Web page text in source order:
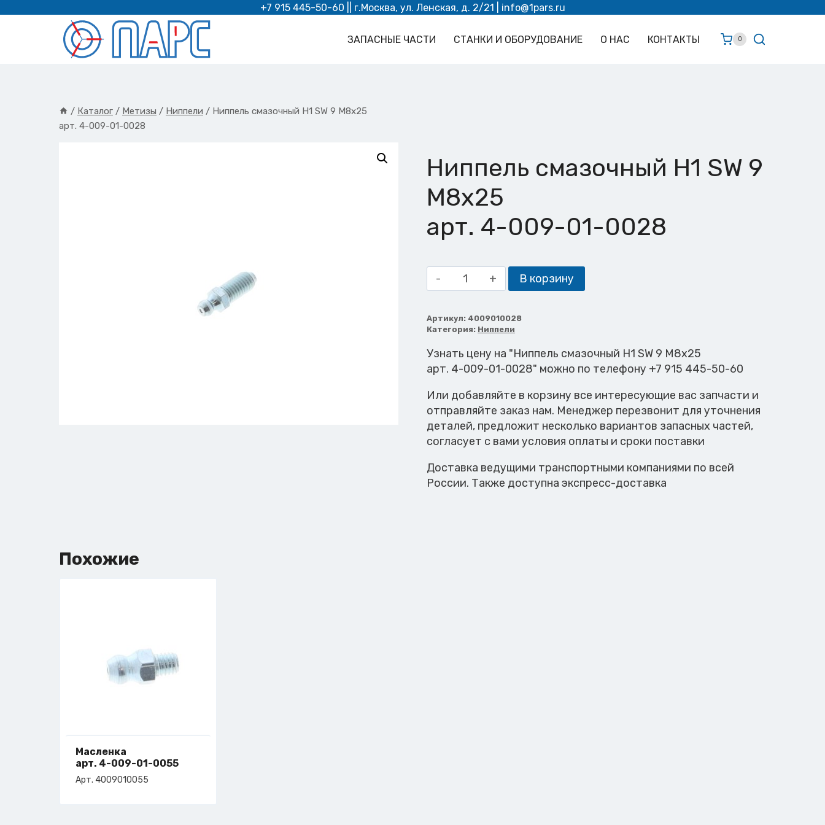
содержимому
+7 915 445-50-60 || г.Москва, ул. Ленская, д. 2/21 | info@1pars.ru
ЗАПАСНЫЕ ЧАСТИ СТАНКИ И ОБОРУДОВАНИЕ О НАС КОНТАКТЫ 0
/ Каталог / Метизы / Ниппели / Ниппель смазочный Н1 SW 9 M8x25
арт. 4-009-01-0028
Ниппель смазочный Н1 SW 9
M8x25
арт. 4-009-01-0028
Количество
товара
смазочный
Н1
SW
9
В корзину
Артикул: 4009010028
Категория: Ниппели
Узнать цену на "Ниппель смазочный Н1 SW 9 M8x25
арт. 4-009-01-0028" можно по телефону +7 915 445-50-60
Или добавляйте в корзину все интересующие вас запчасти и
отправляйте заказ нам. Менеджер перезвонит для уточнения
деталей, предложит несколько вариантов запасных частей,
согласует с вами условия оплаты и сроки поставки
Доставка ведущими транспортными компаниями по всей
России. Также доступна экспресс-доставка
Похожие
Масленка
арт. 4-009-01-0055
Арт. 4009010055